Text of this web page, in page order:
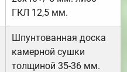
ГКЛ 12,5 мм.
Шпунтованная доска
камерной сушки
толщиной 35-36 мм.